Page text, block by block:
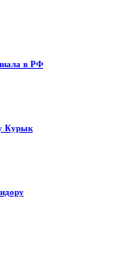
в РФ
Курык